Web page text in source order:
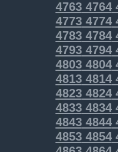
47634764
47734774
47834784
47934794
48034804
48134814
48234824
48334834
48434844
48534854